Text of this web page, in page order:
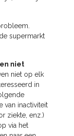
supermarkt
niet
niet op elk
in
van inactiviteit
ziekte, enz.)
via het